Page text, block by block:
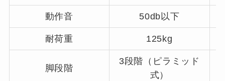
動作音 50db以下
耐荷重 125kg
脚段階
3段階（ピラミッド
式）